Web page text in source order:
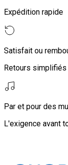
Expédition rapide
Satisfait ou
Retours simplifiés
Par et pour des
L'exigence avant